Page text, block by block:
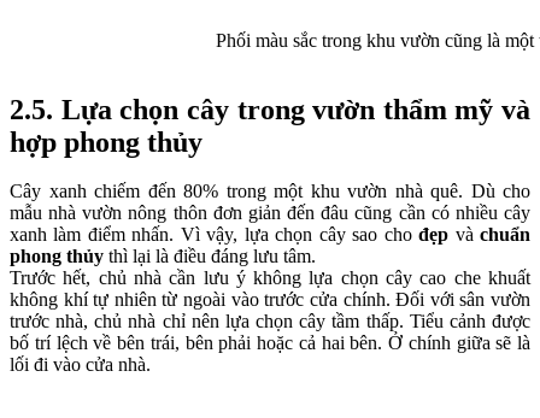
Phối màu sắc trong khu vườn cũng là
2.5. Lựa chọn cây trong vườn thẩm mỹ và
hợp phong thủy
Cây xanh chiếm đến 80% trong một khu vườn nhà quê. Dù cho
mẫu nhà vườn nông thôn đơn giản đến đâu cũng cần có nhiều cây
xanh làm điểm nhấn. Vì vậy, lựa chọn cây sao chođẹp vàchuẩn
phong thủy thì lại là điều đáng lưu tâm.
Trước hết, chủ nhà cần lưu ý không lựa chọn cây cao che khuất
không khí tự nhiên từ ngoài vào trước cửa chính. Đối với sân vườn
trước nhà, chủ nhà chỉ nên lựa chọn cây tầm thấp. Tiểu cảnh được
bố trí lệch về bên trái, bên phải hoặc cả hai bên. Ở chính giữa sẽ là
lối đi vào cửa nhà.